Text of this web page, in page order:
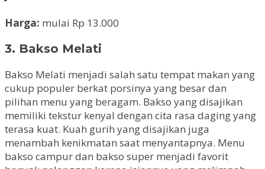
Harga: mulai Rp 13.000
3. Bakso Melati
Bakso Melati menjadi salah satu tempat makan yang
cukup populer berkat porsinya yang besar dan
pilihan menu yang beragam. Bakso yang disajikan
memiliki tekstur kenyal dengan cita rasa daging yang
terasa kuat. Kuah gurih yang disajikan juga
menambah kenikmatan saat menyantapnya. Menu
bakso campur dan bakso super menjadi favorit